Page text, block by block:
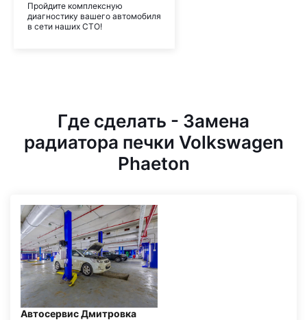
Пройдите комплексную
диагностику вашего автомобиля
в сети наших СТО!
Где сделать - Замена
радиатора печки Volkswagen
Phaeton
Автосервис Дмитровка